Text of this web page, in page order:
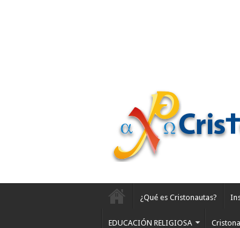
¿Qué es Cristonautas?
EDUCACIÓN RELIGIOSA